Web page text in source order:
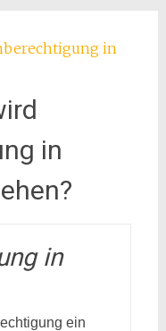
in
in
ein